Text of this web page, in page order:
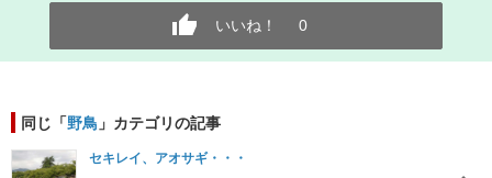
いいね！ 0
同じ「野鳥 」カテゴリの記事
セキレイ、アオサギ・・・